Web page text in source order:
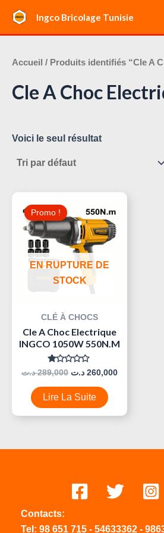
contenu
Ingco Bricolage Tunisie
Accueil / Produits identifiés “Cle A
Cle A Choc
Voici le seul résultat
EN RUPTURE DE
STOCK
Promo !
CLÉ À CHOCS
Cle A Choc Electrique
INGCO 1050W 550N.M
Note
0
Sur
5
289,000 د.ت
Initial
Était :
260,000 د.ت
Le
Lire La Suite
Contacts:
Tel: 98 651 715 - 54633362 -